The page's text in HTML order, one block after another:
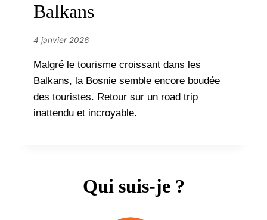
Balkans
4 janvier 2026
Malgré le tourisme croissant dans les
Balkans, la Bosnie semble encore boudée
des touristes. Retour sur un road trip
inattendu et incroyable.
Qui suis-je ?